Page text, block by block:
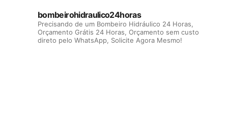
bombeirohidraulico24horas
Precisando de um Bombeiro Hidráulico 24 Horas,
Orçamento Grátis 24 Horas, Orçamento sem custo
direto pelo WhatsApp, Solicite Agora Mesmo!